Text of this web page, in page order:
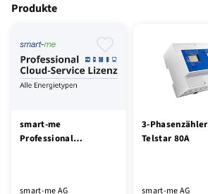
smart-me
Professional
smart-me AG
3-Phasenzähler
Telstar 80A
smart-me AG
Produkte